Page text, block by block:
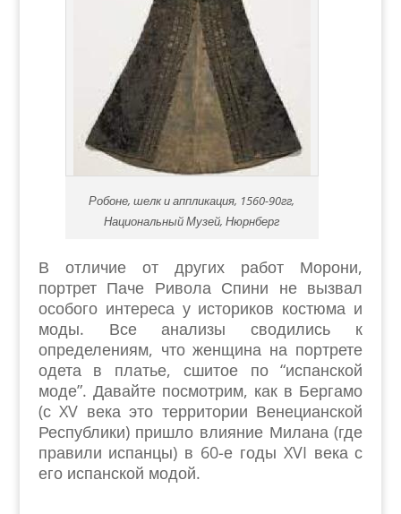
Робоне, шелк и аппликация, 1560-90гг,
Национальный Музей, Нюрнберг
В отличие от других работ Морони,
портрет Паче Ривола Спини не вызвал
особого интереса у историков костюма и
моды. Все анализы сводились к
определениям, что женщина на портрете
одета в платье, сшитое по “испанской
моде”. Давайте посмотрим, как в Бергамо
(с XV века это территории Венецианской
Республики) пришло влияние Милана (где
правили испанцы) в 60-е годы XVI века с
его испанской модой.